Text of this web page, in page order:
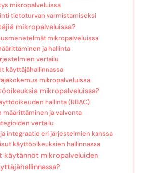
mikropalveluissa
tietoturvan varmistamiseksi
mikropalveluissa?
mikropalveluissa
ja hallinta
vertailu
käyttäjähallinnassa
mikropalveluissa
mikropalveluissa?
hallinta (RBAC)
määrittäminen ja valvonta
vertailu
integraatio eri järjestelmien kanssa
käyttöoikeuksien hallinnassa
käytännöt mikropalveluiden